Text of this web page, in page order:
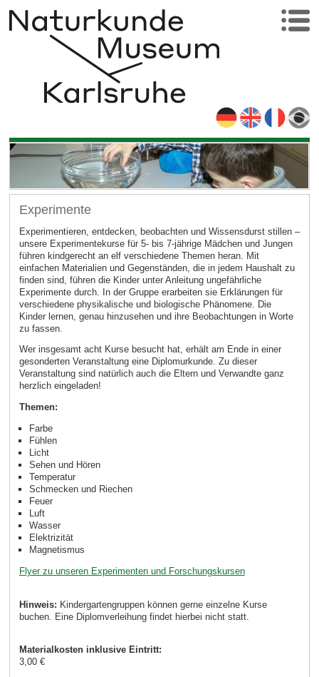
Experimente
Experimentieren, entdecken, beobachten und Wissensdurst stillen –
unsere Experimentekurse für 5- bis 7-jährige Mädchen und Jungen
führen kindgerecht an elf verschiedene Themen heran. Mit
einfachen Materialien und Gegenständen, die in jedem Haushalt zu
finden sind, führen die Kinder unter Anleitung ungefährliche
Experimente durch. In der Gruppe erarbeiten sie Erklärungen für
verschiedene physikalische und biologische Phänomene. Die
Kinder lernen, genau hinzusehen und ihre Beobachtungen in Worte
zu fassen.
Wer insgesamt acht Kurse besucht hat, erhält am Ende in einer
gesonderten Veranstaltung eine Diplomurkunde. Zu dieser
Veranstaltung sind natürlich auch die Eltern und Verwandte ganz
herzlich eingeladen!
Themen:
Farbe
Fühlen
Licht
Sehen und Hören
Temperatur
Schmecken und Riechen
Feuer
Luft
Wasser
Elektrizität
Magnetismus
Flyer zu unseren Experimenten und Forschungskursen
Hinweis: Kindergartengruppen können gerne einzelne Kurse
buchen. Eine Diplomverleihung findet hierbei nicht statt.
Materialkosten inklusive Eintritt:
3,00 €